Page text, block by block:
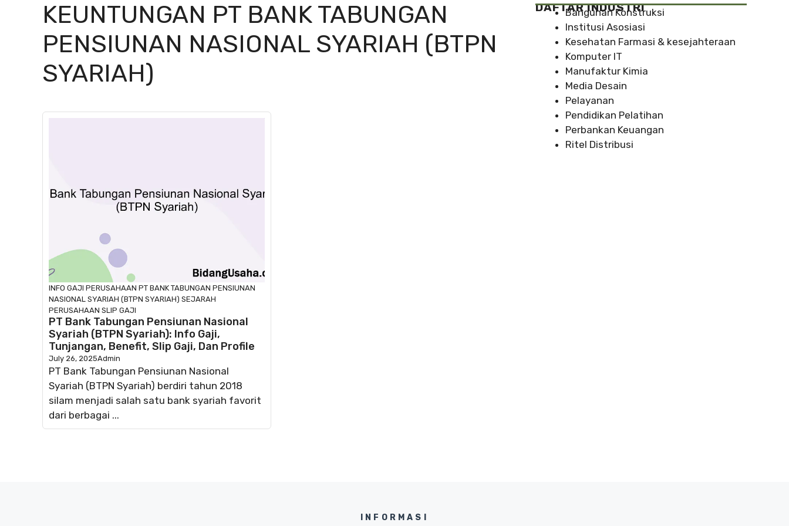
KEUNTUNGAN PT BANK TABUNGAN
PENSIUNAN NASIONAL SYARIAH (BTPN
SYARIAH)
INFO GAJI PERUSAHAAN PT BANK TABUNGAN PENSIUNAN
NASIONAL SYARIAH (BTPN SYARIAH) SEJARAH
PERUSAHAAN SLIP GAJI
PT Bank Tabungan Pensiunan Nasional
Syariah (BTPN Syariah): Info Gaji,
Tunjangan, Benefit, Slip Gaji, Dan Profile
July 26, 2025Admin
PT Bank Tabungan Pensiunan Nasional
Syariah (BTPN Syariah) berdiri tahun 2018
silam menjadi salah satu bank syariah favorit
dari berbagai ...
DAFTAR INDUSTRI
Bangunan Konstruksi
Institusi Asosiasi
Kesehatan Farmasi & kesejahteraan
Komputer IT
Manufaktur Kimia
Media Desain
Pelayanan
Pendidikan Pelatihan
Perbankan Keuangan
Ritel Distribusi
INFORMASI